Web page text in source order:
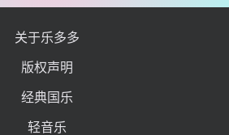
关于乐多多
版权声明
经典国乐
轻音乐